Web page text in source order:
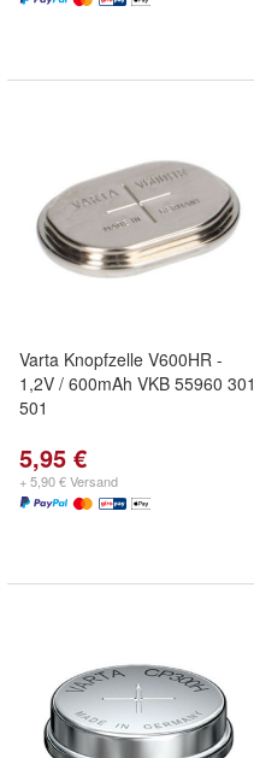
Varta Knopfzelle V600HR -
1,2V / 600mAh VKB 55960 301
501
5,95 €
+ 5,90 € Versand